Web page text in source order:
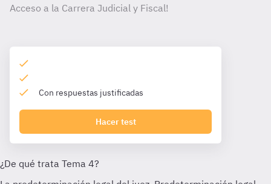
Acceso a la Carrera Judicial y Fiscal!
Con respuestas justificadas
Hacer test